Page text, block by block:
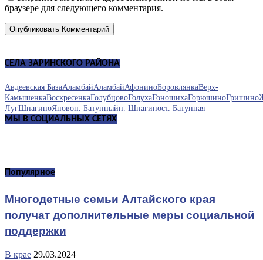
браузере для следующего комментария.
СЕЛА ЗАРИНСКОГО РАЙОНА
Авдеевская БазаАламбайАламбайАфониноБоровлянкаВерх-
КамышенкаВоскресенкаГолубцовоГолухаГоношихаГорюшиноГришино
ЛугШпагиноЯновоп. Батунныйп. Шпагиност. Батунная
МЫ В СОЦИАЛЬНЫХ СЕТЯХ
Популярное
Многодетные семьи Алтайского края
получат дополнительные меры социальной
поддержки
В крае 29.03.2024